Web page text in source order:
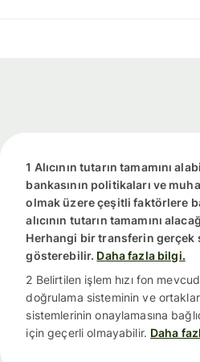
1 Alıcının tutarın tamamını
bankasının politikaları ve
olmak üzere çeşitli faktörlere
alıcının tutarın tamamını
Herhangi bir transferin
gösterebilir. Daha fazla bilgi.
2 Belirtilen işlem hızı fon
doğrulama sisteminin ve
sistemlerinin onaylamasına
için geçerli olmayabilir. Daha